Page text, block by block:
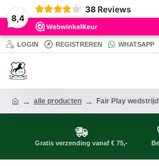
8,4
38 Reviews
LOGIN REGISTREREN WHATSAPP
alle producten Fair Play
Gratis verzending vanaf € 75,-